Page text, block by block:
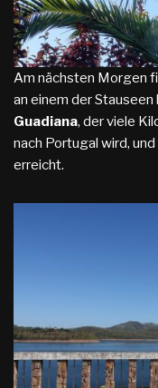
Am nächsten Morgen
an einem der
Guadiana, der viele
nach Portugal wird,
erreicht.